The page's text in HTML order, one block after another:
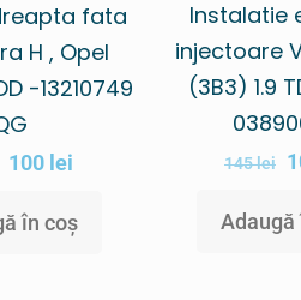
fata
H , Opel
-13210749
100 lei
în coș
Instalatie
injectoare
(3B3) 1.9
145lei
Adaugă